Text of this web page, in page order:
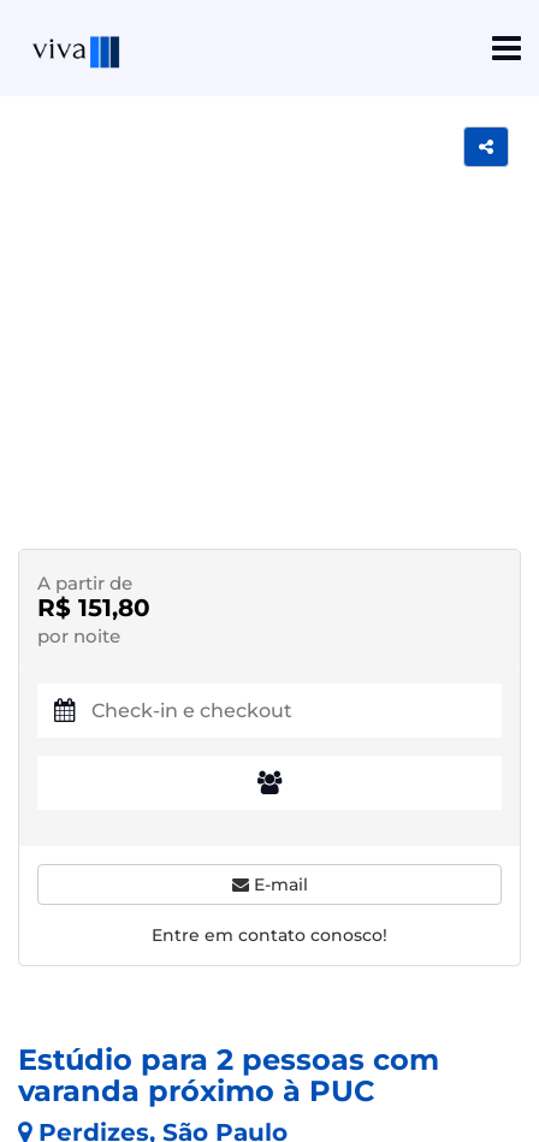
Estúdio para 2 pessoas com
varanda próximo à PUC
Perdizes, São Paulo
A partir de
R$ 151,80
por noite
E-mail
Entre em contato conosco!